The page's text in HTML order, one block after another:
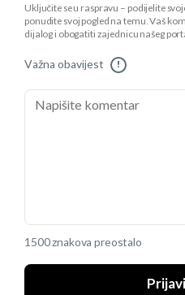
Uključite se u raspravu – podijelite
ponudite svoj pogled na temu. Vaš
dijalog i obogatiti zajednicu našeg
Važna obavijest !
1500 znakova preostalo